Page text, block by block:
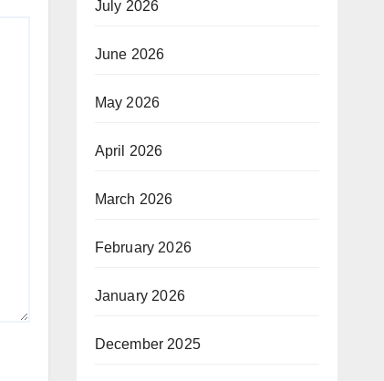
July 2026
June 2026
May 2026
April 2026
March 2026
February 2026
January 2026
December 2025